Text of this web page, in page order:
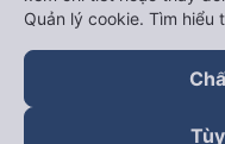
Quản lý cookie. Tìm hiểu